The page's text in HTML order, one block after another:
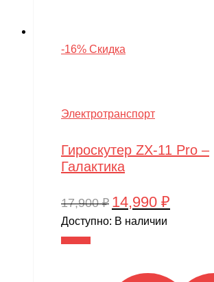
-16% Скидка
Электротранспорт
Гироскутер ZX-11 Pro –
Галактика
17,900₽ Первоначальная
цена
14,990 ₽
Доступно: В наличии